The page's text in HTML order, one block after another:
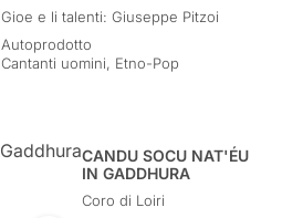
Gioe e li talenti: Giuseppe Pitzoi
Autoprodotto
Cantanti uomini, Etno-Pop
CANDU SOCU NAT'ÉU
IN GADDHURA
Coro di Loiri